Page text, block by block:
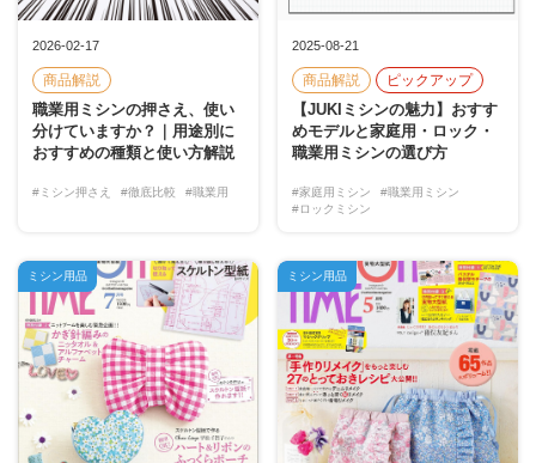
2026-02-17
商品解説
職業用ミシンの押さえ、使い
分けていますか？｜用途別に
おすすめの種類と使い方解説
#ミシン押さえ #徹底比較 #職業用
2025-08-21
商品解説 ピックアップ
【JUKIミシンの魅力】おすす
めモデルと家庭用・ロック・
職業用ミシンの選び方
#家庭用ミシン
#職業用ミシン
#ロックミシン
ミシン用品 ミシン用品